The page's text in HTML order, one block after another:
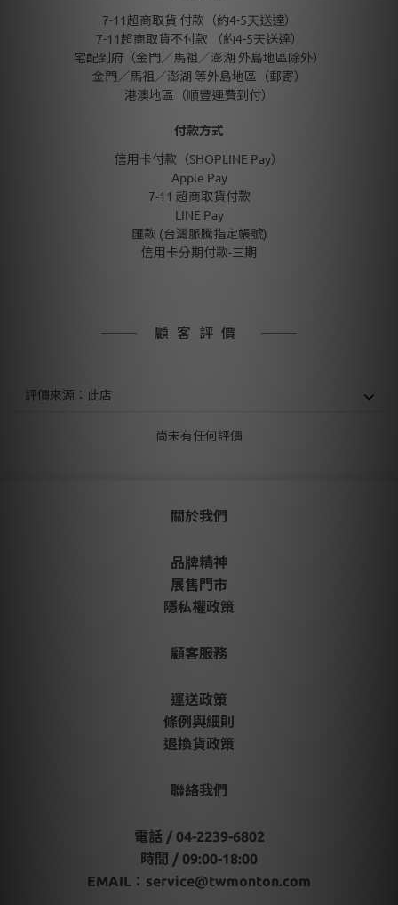
7-11超商取貨 付款（約4-5天送達）
7-11超商取貨不付款 （約4-5天送達）
宅配到府（金門／馬祖／澎湖 外島地區除外）
金門／馬祖／澎湖 等外島地區（郵寄）
港澳地區（順豐運費到付）
付款方式
信用卡付款（SHOPLINE Pay）
Apple Pay
7-11 超商取貨付款
LINE Pay
匯款 (台灣脈騰指定帳號)
信用卡分期付款-三期
顧客評價
尚未有任何評價
關於我們
品牌精神
展售門市
隱私權政策
顧客服務
運送政策
條例與細則
退換貨政策
聯絡我們
電話 / 04-2239-6802
時間 / 09:00-18:00
EMAIL： service@twmonton.com